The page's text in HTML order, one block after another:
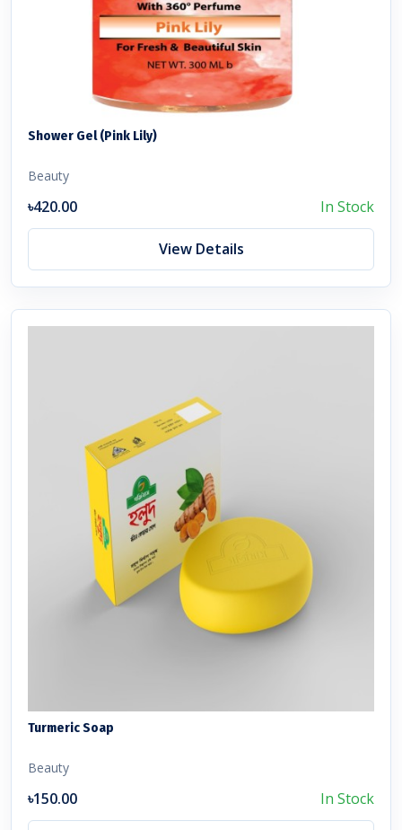
Shower Gel (Pink Lily)
Beauty
৳420.00 In Stock
View Details
Turmeric Soap
Beauty
৳150.00 In Stock